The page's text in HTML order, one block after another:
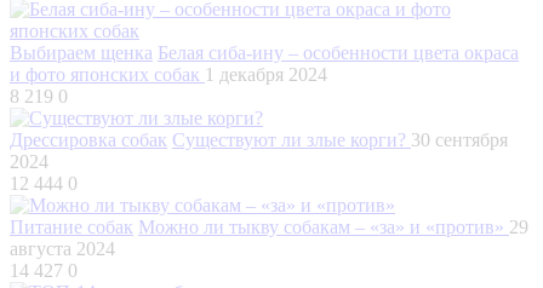
Выбираем щенка Белая сиба-ину – особенности цвета окраса
и фото японских собак 1 декабря 2024
8 219 0
Дрессировка собак Существуют ли злые корги? 30 сентября
2024
12 444 0
Питание собак Можно ли тыкву собакам – «за» и «против» 29
августа 2024
14 427 0